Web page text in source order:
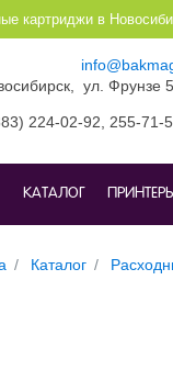
картриджи в
ул. Фрунзе
224-02-92, 255-71-
КАТАЛОГ ПРИНТЕРЫ
Каталог